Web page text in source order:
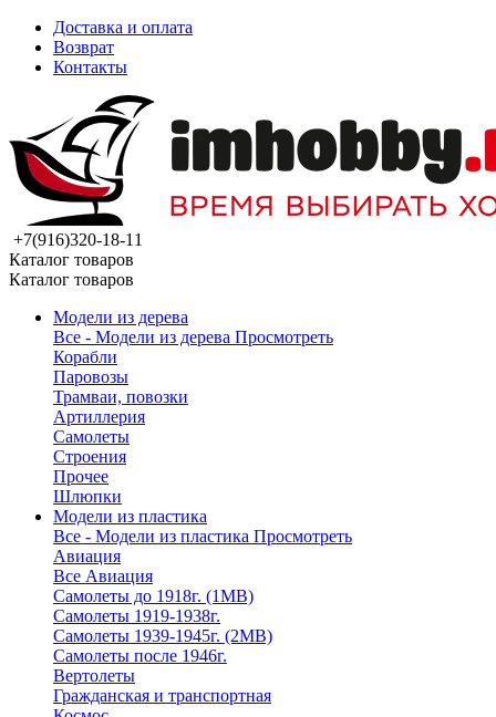
Доставка и оплата
Возврат
Контакты
+7(916)320-18-11
Каталог товаров
Каталог товаров
Модели из дерева
Все - Модели из дерева Просмотреть
Корабли
Паровозы
Трамваи, повозки
Артиллерия
Самолеты
Строения
Прочее
Шлюпки
Модели из пластика
Все - Модели из пластика Просмотреть
Авиация
Все Авиация
Самолеты до 1918г. (1МВ)
Самолеты 1919-1938г.
Самолеты 1939-1945г. (2МВ)
Самолеты после 1946г.
Вертолеты
Гражданская и транспортная